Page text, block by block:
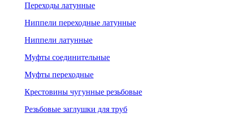
Переходы латунные
Ниппели переходные латунные
Ниппели латунные
Муфты соединительные
Муфты переходные
Крестовины чугунные резьбовые
Резьбовые заглушки для труб